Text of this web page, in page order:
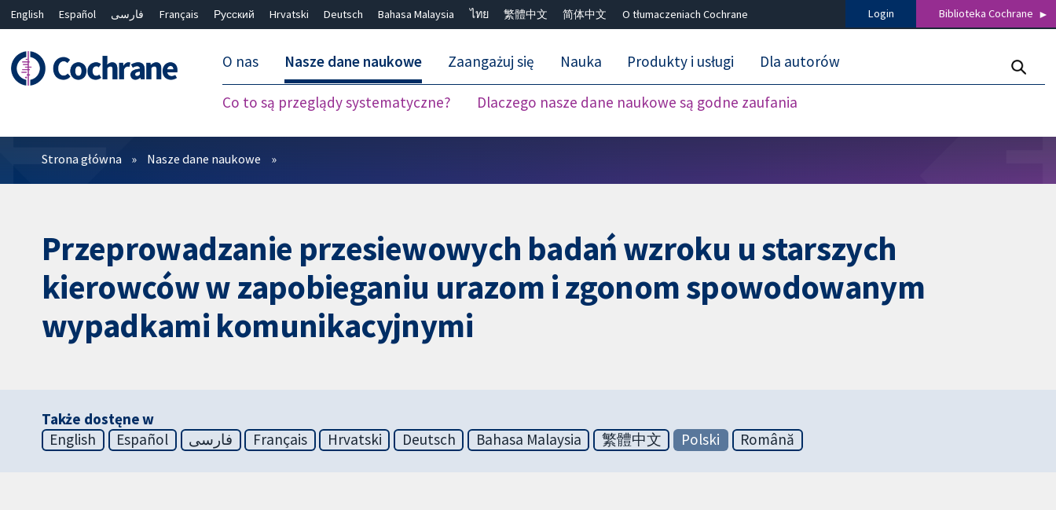
English Español فارسی Français Русский Hrvatski Deutsch Bahasa Malaysia ไทย 繁體中文 简体中文 O tłumaczeniach Cochrane Login Biblioteka Cochrane
O nas Nasze dane naukowe
Co to są przeglądy systematyczne? Dlaczego nasze dane naukowe są godne zaufania
Zaangażuj się Nauka Produkty i usługi Dla autorów
Filtry
Strona główna Nasze dane naukowe
Przeprowadzanie przesiewowych badań wzroku u starszych
kierowców w zapobieganiu urazom i zgonom spowodowanym
wypadkami komunikacyjnymi
Także dostęne w
English
Español فارسی Français Hrvatski Deutsch Bahasa Malaysia 繁體中文 Polski Română